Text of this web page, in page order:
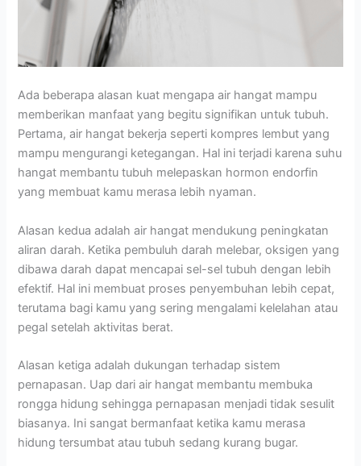
Ada beberapa alasan kuat mengapa air hangat mampu
memberikan manfaat yang begitu signifikan untuk tubuh.
Pertama, air hangat bekerja seperti kompres lembut yang
mampu mengurangi ketegangan. Hal ini terjadi karena suhu
hangat membantu tubuh melepaskan hormon endorfin
yang membuat kamu merasa lebih nyaman.
Alasan kedua adalah air hangat mendukung peningkatan
aliran darah. Ketika pembuluh darah melebar, oksigen yang
dibawa darah dapat mencapai sel-sel tubuh dengan lebih
efektif. Hal ini membuat proses penyembuhan lebih cepat,
terutama bagi kamu yang sering mengalami kelelahan atau
pegal setelah aktivitas berat.
Alasan ketiga adalah dukungan terhadap sistem
pernapasan. Uap dari air hangat membantu membuka
rongga hidung sehingga pernapasan menjadi tidak sesulit
biasanya. Ini sangat bermanfaat ketika kamu merasa
hidung tersumbat atau tubuh sedang kurang bugar.